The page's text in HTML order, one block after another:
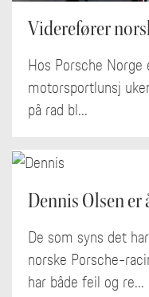
Viderefører
Hos Porsche
motorsportlunsj
på rad bl...
Dennis Olsen er
De som syns det
norske Porsche-
har både feil og re...